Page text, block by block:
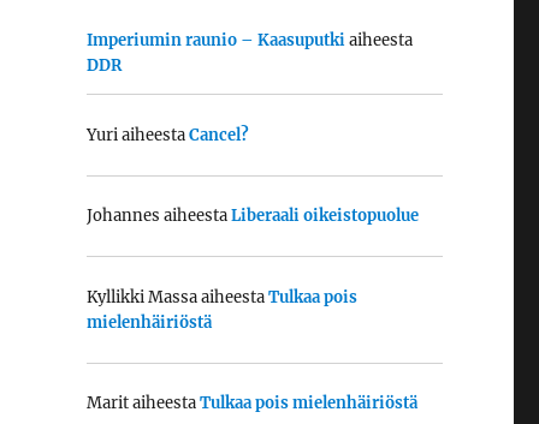
Imperiumin raunio – Kaasuputkiaiheesta
DDR
YuriaiheestaCancel?
Johannes aiheestaLiberaali oikeistopuolue
Kyllikki MassaaiheestaTulkaa pois
mielenhäiriöstä
MaritaiheestaTulkaa pois mielenhäiriöstä